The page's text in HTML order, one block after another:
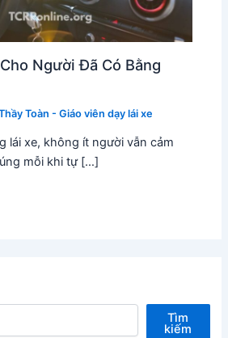
Người Đã Có Bằng
Toàn - Giáo viên dạy lái xe
lái xe, không ít người vẫn cảm
mỗi khi tự […]
Tìm
kiếm